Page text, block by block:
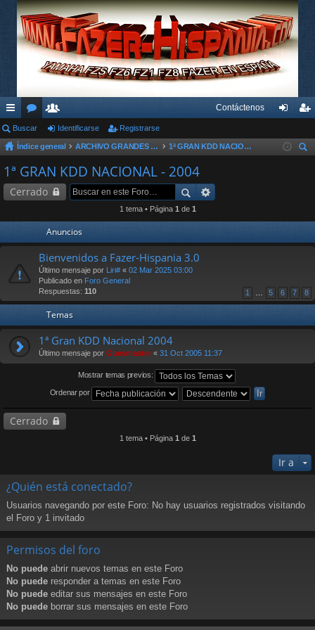
nl
ac
es
rá
or
os
su
ari
os
Contáctenos
nti ist
Buscar Identificarse Registrarse
Índice general ARCHIVO GRANDES KDD´s Y OTROS EVENTOS
1ª GRAN KDD NACIONAL - 2004
1ª GRAN KDD NACIONAL - 2004
Cerrado
1 tema • Página 1 de 1
Anuncios
Bienvenidos a Fazer-Hispania 3.0
Último mensaje por Liri# « 02 Mar 2025 03:00
Publicado en Foro General
Respuestas: 110 1 5 6 7 8
Temas
1ª Gran KDD Nacional 2004
Último mensaje por Güesmaster « 31 Oct 2005 11:37
Mostrar temas previos:
Ordenar por
Cerrado
1 tema • Página 1 de 1
Ir a
¿Quién está conectado?
Usuarios navegando por este Foro: No hay usuarios registrados visitando
el Foro y 1 invitado
Permisos del foro
No puede abrir nuevos temas en este Foro
No puede responder a temas en este Foro
No puede editar sus mensajes en este Foro
No puede borrar sus mensajes en este Foro